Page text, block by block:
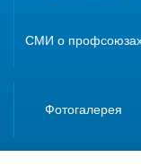
СМИ о
Фотогалерея